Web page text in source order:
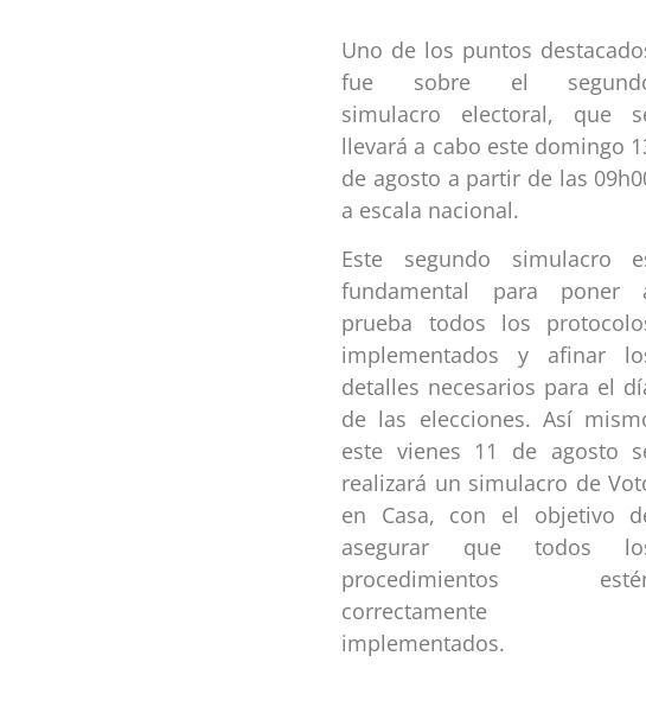
Uno de los puntos
fue sobre el
simulacro electoral, que
llevará a cabo este domingo
de agosto a partir de las
a escala nacional.
Este segundo simulacro
fundamental para poner
prueba todos los
implementados y afinar
detalles necesarios para el
de las elecciones. Así
este vienes 11 de agosto
realizará un simulacro de
en Casa, con el objetivo
asegurar que todos
procedimientos
correctamente
implementados.